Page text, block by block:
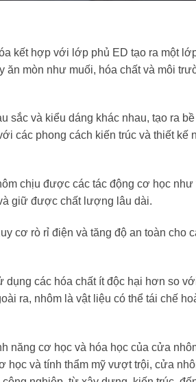
kết hợp với lớp phủ ED tạo ra một
ăn mòn như muối, hóa chất và môi
sắc và kiểu dáng khác nhau, tạo ra
các phong cách kiến trúc và thiết kế
chịu được các tác động cơ học như
giữ được chất lượng lâu dài.
cơ rò rỉ điện và tăng độ an toàn cho
dụng các hóa chất ít độc hại hơn so
ra, nhôm là vật liệu có thể tái chế
năng cơ học và hóa học của cửa
học và tính thẩm mỹ vượt trội, cửa